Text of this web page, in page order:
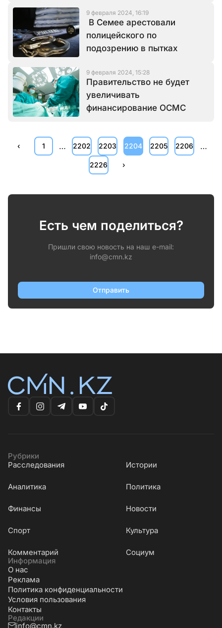
9 февраля 2024, 16:19
В Семее арестовали
полицейского по
подозрению в пытках
9 февраля 2024, 15:28
Правительство не будет
увеличивать
финансирование ОСМС
‹ 1 … 2202 2203 2204 2205 2206 …
2226 ›
Есть чем поделиться?
Пришли свою новость на наш e-mail:
info@cmn.kz
Отправить
Рубрики
Расследования
Истории
Аналитика Политика
Финансы Новости
Cпорт Культура
Комментарий
Социум
Информация
О нас
Реклама
Политика конфиденциальности
Условия пользования
Контакты
Редакции
info@cmn.kz